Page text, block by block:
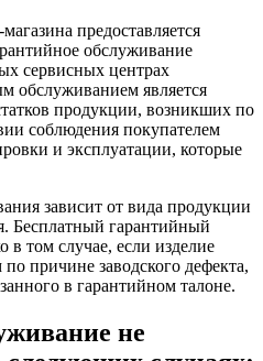
предоставляется
обслуживание
сервисных центрах
обслуживанием является
продукции, возникших по
соблюдения покупателем
и эксплуатации, которые
зависит от вида продукции
Бесплатный гарантийный
в том случае, если изделие
причине заводского дефекта,
в гарантийном талоне.
не